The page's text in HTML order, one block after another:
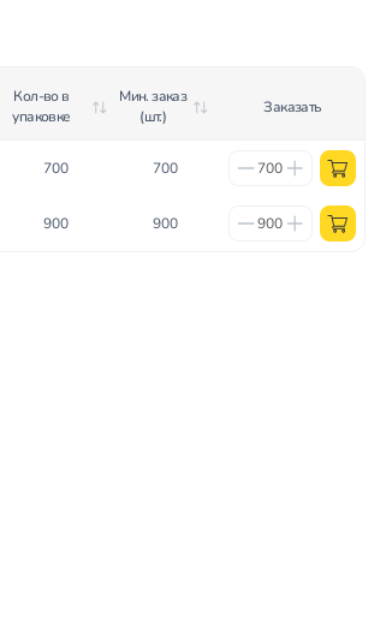
Кол-во в
упаковке
Мин. заказ
(шт.)
Заказать
700 700
900 900